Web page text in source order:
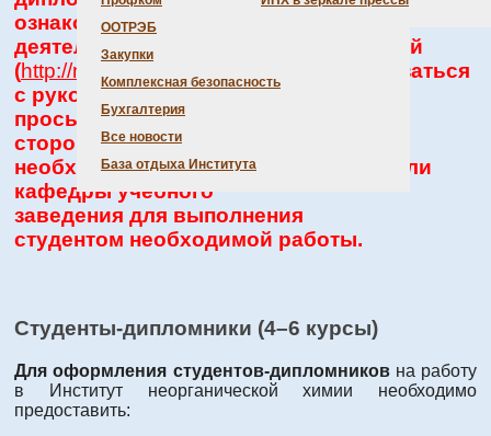
ООТРЭБ
Закупки
Комплексная безопасность
Бухгалтерия
Все новости
База отдыха Института
ознакомиться с направлениями
деятельности научных подразделений
(http://niic.nsc.ru/institute/structure
) и связаться
с руководителями лабораторий с
просьбой о сотрудничестве, с одной
стороны, а с другой стороны,
необходимо направление деканата или
кафедры учебного
заведения для выполнения
студентом необходимой работы.
Студенты-дипломники (4–6 курсы)
Для оформления студентов-дипломниковна работу
в Институт неорганической химии необходимо
предоставить: